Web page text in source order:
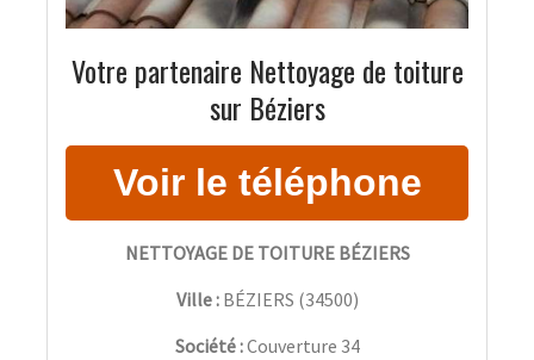
Votre partenaire Nettoyage de toiture
sur Béziers
NETTOYAGE DE TOITURE BÉZIERS
Ville : BÉZIERS (34500)
Société :Couverture 34